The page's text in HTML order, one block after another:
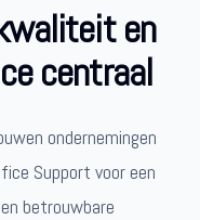
en
centraal
ondernemingen
Support voor een
betrouwbare